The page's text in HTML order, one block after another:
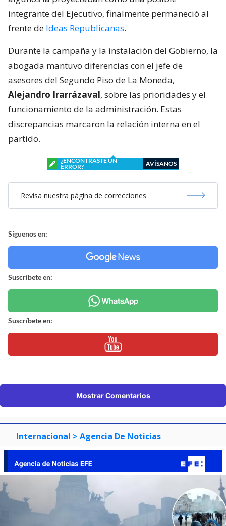
integrante del Ejecutivo, finalmente permaneció al
frente de Ideas Republicanas.
Durante la campaña y la instalación del Gobierno, la
abogada mantuvo diferencias con el jefe de
asesores del Segundo Piso de La Moneda,
Alejandro Irarrázaval, sobre las prioridades y el
funcionamiento de la administración. Estas
discrepancias marcaron la relación interna en el
partido.
¿ENCONTRASTE UN
ERROR?
AVÍSANOS
Revisa nuestra página de correcciones
Síguenos en:
Suscríbete en:
Suscríbete en:
Mostrar Comentarios
Internacional > Agencia De Noticias